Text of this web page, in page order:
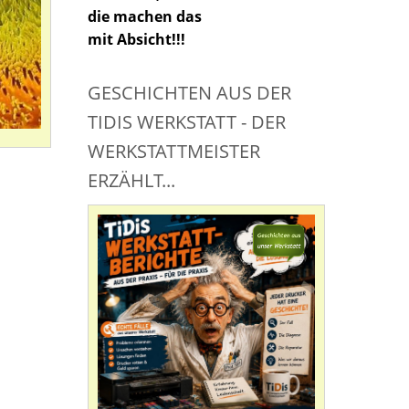
die machen das
mit Absicht!!!
GESCHICHTEN AUS DER
TIDIS WERKSTATT - DER
WERKSTATTMEISTER
ERZÄHLT...